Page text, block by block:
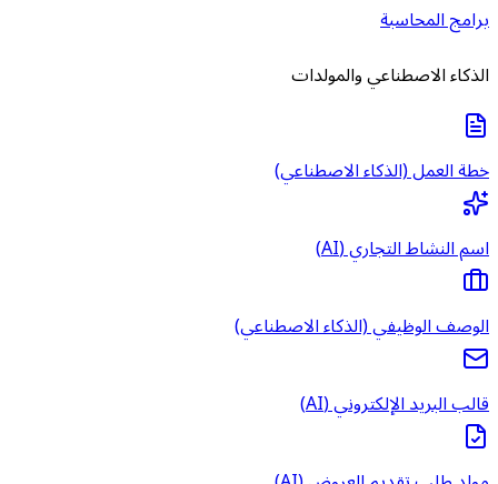
برامج المحاسبة
الذكاء الاصطناعي والمولدات
خطة العمل (الذكاء الاصطناعي)
اسم النشاط التجاري (AI)
الوصف الوظيفي (الذكاء الاصطناعي)
قالب البريد الإلكتروني (AI)